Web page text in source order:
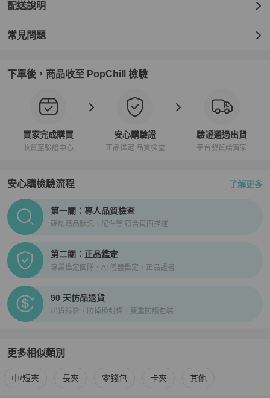
配送說明
常見問題
下單後，商品收至 PopChill 檢驗
買家完成購買
收貨至驗證中心
安心購驗證
正品鑑定 品質檢查
驗證通過出貨
平台發貨給買家
安心購檢驗流程 了解更多
PopChill拍拍圈正品驗證、安心購檢驗流程介紹
第一關：專人品質檢查
確認商品狀況、配件等 符合頁面描述
第二關：正品鑑定
專業鑑定團隊、AI 儀器鑑定、正品證書
90 天仿品退貨
出貨錄影、防掉換封條、雙重防護包裝
更多相似類別
更多Chanel 女士錢包 / 小皮件相似商品推薦
中/短夾 長夾 零錢包 卡夾 其他